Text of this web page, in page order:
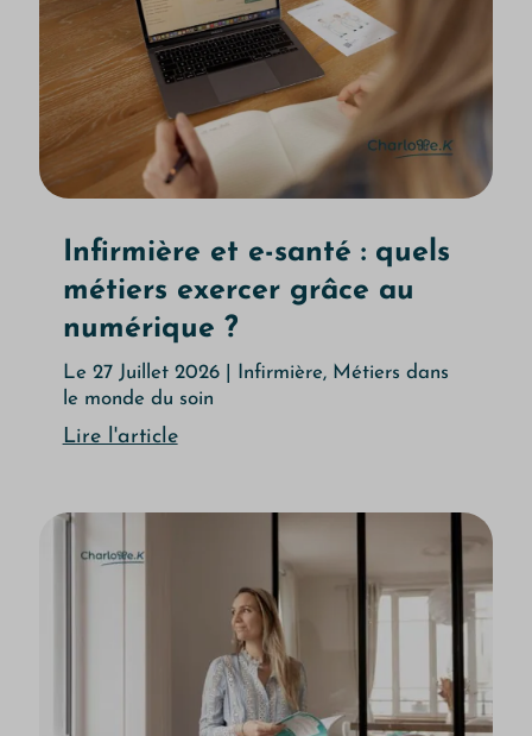
Infirmière et e-santé : quels
métiers exercer grâce au
numérique ?
Le 27 Juillet 2026| Infirmière, Métiers dans
le monde du soin
Lire l'article